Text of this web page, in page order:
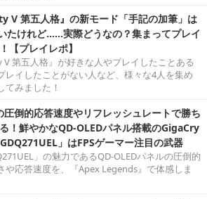
V 第五人格』の新モード「手記の加筆」は
たけれど……実際どうなの？集まってプレイ
【プレイレポ】
V 第五人格』が好きな人やプレイしたことある
レイしたことがない人など、様々な4人を集め
てみました！
倒的応答速度やリフレッシュレートで勝ち
！鮮やかなQD-OLEDパネル搭載のGigaCry
」はFPSゲーマー注目の武器
」の魅力であるQD-OLEDパネルの圧倒的
や応答速度を、『Apex Legends』で体感しま